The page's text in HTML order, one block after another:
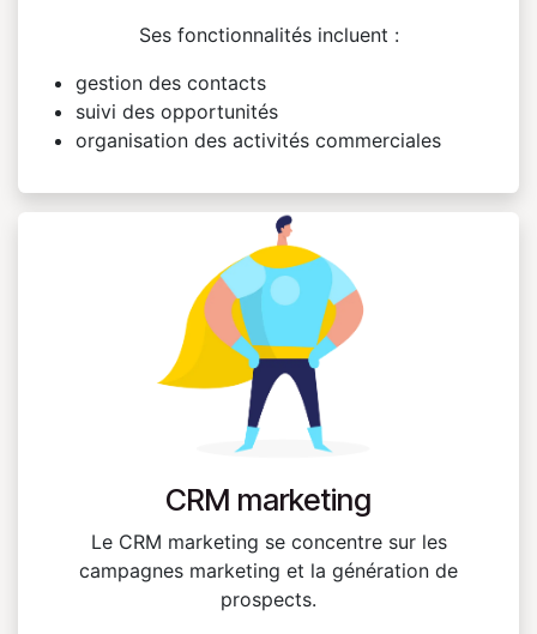
Ses fonctionnalités incluent :
gestion des contacts
suivi des opportunités
organisation des activités commerciales
CRM marketing
Le CRM marketing se concentre sur les
campagnes marketing et la génération de
prospects.